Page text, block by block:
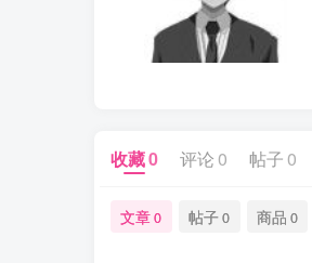
收藏0 评论 0 帖子 0
文章0 帖子0 商品 0